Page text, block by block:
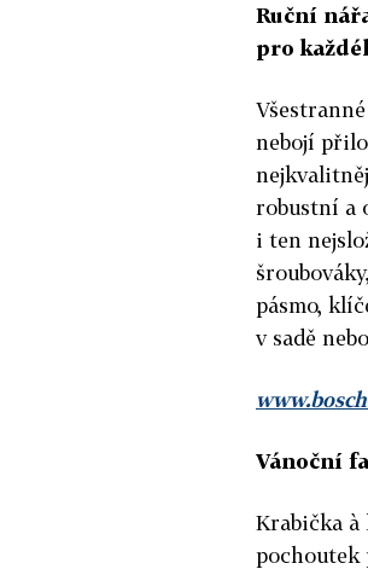
Ruční
pro
nebojí
robustní a
i ten
pásmo,
v sadě
Vánoční
Krabička à
pochoutek